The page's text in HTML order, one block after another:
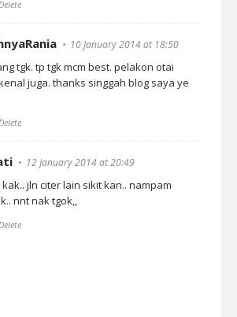
10 January 2014 at 18:50
tgk. tp tgk mcm best. pelakon otai
juga. thanks singgah blog saya ye
12 January 2014 at 20:49
jln citer lain sikit kan.. nampam
nnt nak tgok,,